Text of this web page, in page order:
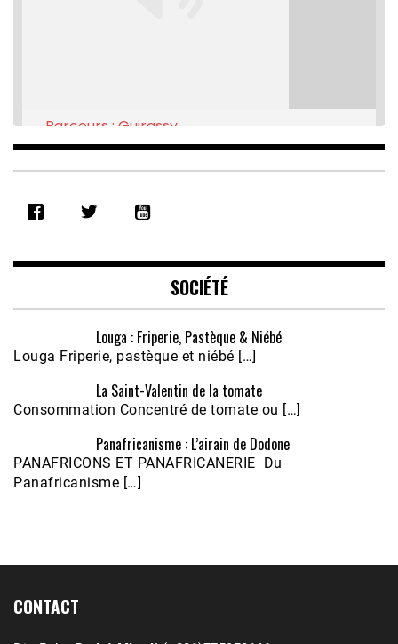
RSS FEED
EMBED
Parcours : Guirassy
Feb 16, 2021 • 28:08
Écoutez le parcours de Claudiane Kapia
Nobana (Podologue)
Feb 24, 2021 • 28mn
SOCIÉTÉ
Louga : Friperie, Pastèque & Niébé
Louga Friperie, pastèque et niébé […]
La Saint-Valentin de la tomate
Consommation Concentré de tomate ou […]
Panafricanisme : L’airain de Dodone
PANAFRICONS ET PANAFRICANERIE Du
Panafricanisme […]
CONTACT